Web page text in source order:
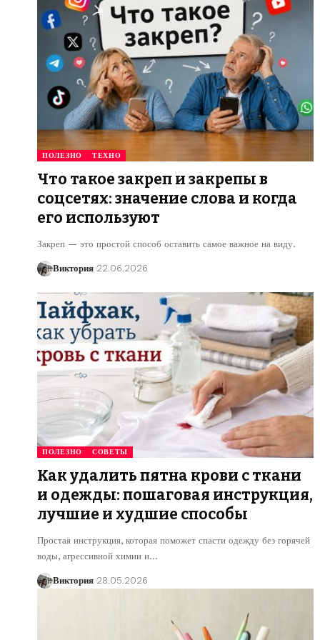
ПОЛЕЗНО ТЕХНО
Что такое закреп и закрепы в
соцсетях: значение слова и когда
его используют
Закреп — это простой способ оставить самое важное на виду.
Виктория 22.06.2026
ПОЛЕЗНО СОВЕТЫ
Как удалить пятна крови с ткани
и одежды: пошаговая инструкция,
лучшие и худшие способы
Простая инструкция, которая поможет спасти одежду без горячей
воды, агрессивной химии и…
Виктория 28.05.2026